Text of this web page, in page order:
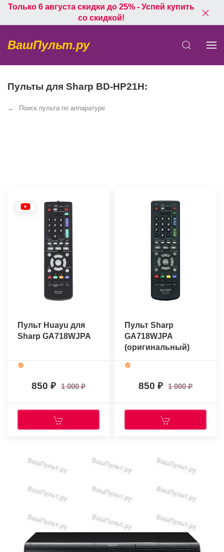
Только 6 августа скидки до 25% - Успей купить
со скидкой!
ВашПульт.ру
Пульты для Sharp BD-HP21H:
Поиск пульта по аппаратуре
Пульт Huayu для
Sharp GA718WJPA
850 1 000
Пульт Sharp
GA718WJPA
(оригинальный)
850 1 000